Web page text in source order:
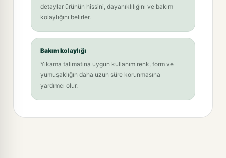
detaylar ürünün hissini, dayanıklılığını ve bakım
kolaylığını belirler.
Bakım kolaylığı
Yıkama talimatına uygun kullanım renk, form ve
yumuşaklığın daha uzun süre korunmasına
yardımcı olur.